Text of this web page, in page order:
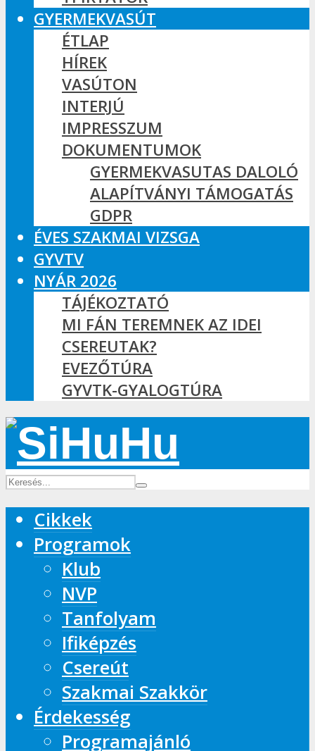
GYERMEKVASÚT
ÉTLAP
HÍREK
VASÚTON
INTERJÚ
IMPRESSZUM
DOKUMENTUMOK
GYERMEKVASUTAS DALOLÓ
ALAPÍTVÁNYI TÁMOGATÁS
GDPR
ÉVES SZAKMAI VIZSGA
GYVTV
NYÁR 2026
TÁJÉKOZTATÓ
MI FÁN TEREMNEK AZ IDEI
CSEREUTAK?
EVEZŐTÚRA
GYVTK-GYALOGTÚRA
Cikkek
Programok
Klub
NVP
Tanfolyam
Ifiképzés
Csereút
Szakmai Szakkör
Érdekesség
Programajánló